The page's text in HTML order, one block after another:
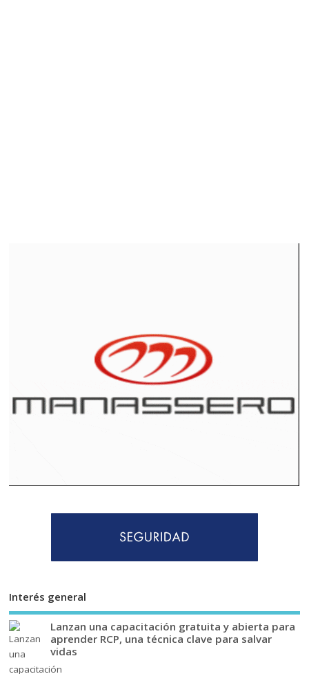
Interés general
Lanzan una capacitación gratuita y abierta para
aprender RCP, una técnica clave para salvar
vidas